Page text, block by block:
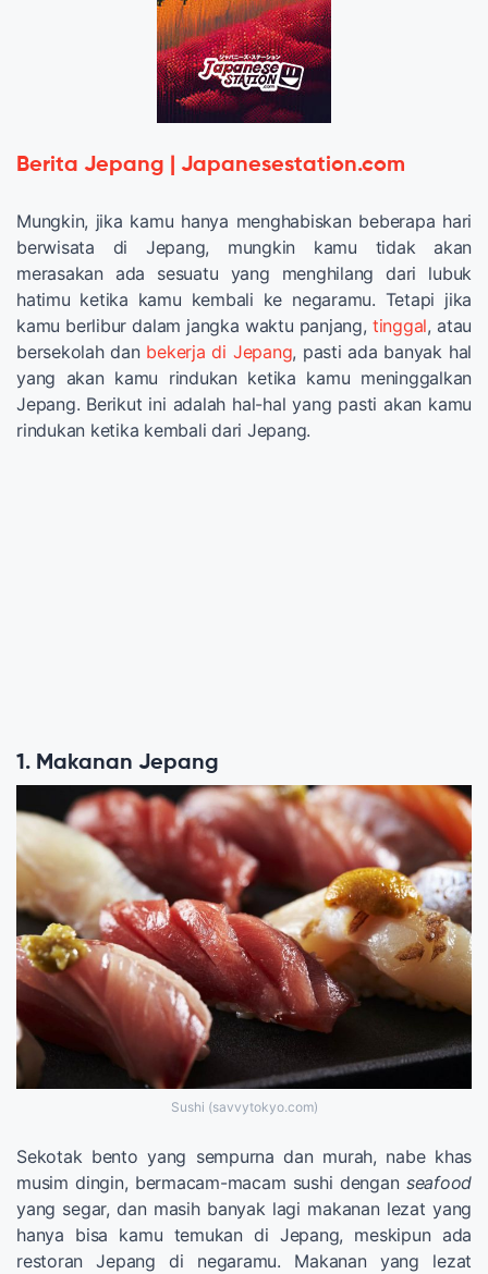
Berita Jepang | Japanesestation.com
Mungkin, jika kamu hanya menghabiskan beberapa hari
berwisata di Jepang, mungkin kamu tidak akan
merasakan ada sesuatu yang menghilang dari lubuk
hatimu ketika kamu kembali ke negaramu. Tetapi jika
kamu berlibur dalam jangka waktu panjang, tinggal, atau
bersekolah dan bekerja di Jepang, pasti ada banyak hal
yang akan kamu rindukan ketika kamu meninggalkan
Jepang. Berikut ini adalah hal-hal yang pasti akan kamu
rindukan ketika kembali dari Jepang.
1. Makanan Jepang
Sushi (savvytokyo.com)
Sekotak bento yang sempurna dan murah, nabe khas
musim dingin, bermacam-macam sushi dengan seafood
yang segar, dan masih banyak lagi makanan lezat yang
hanya bisa kamu temukan di Jepang, meskipun ada
restoran Jepang di negaramu. Makanan yang lezat